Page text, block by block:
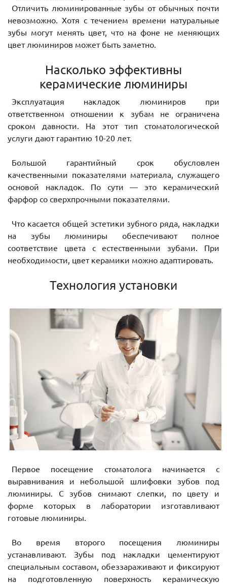
Отличить люминированные зубы от обычных почти
невозможно. Хотя с течением времени натуральные
зубы могут менять цвет, что на фоне не меняющих
цвет люминиров может быть заметно.
Насколько эффективны
керамические люминиры
Эксплуатация накладок люминиров при
ответственном отношении к зубам не ограничена
сроком давности. На этот тип стоматологической
услуги дают гарантию 10-20 лет.
Большой гарантийный срок обусловлен
качественными показателями материала, служащего
основой накладок. По сути — это керамический
фарфор со сверхпрочными показателями.
Что касается общей эстетики зубного ряда, накладки
на зубы люминиры обеспечивают полное
соответствие цвета с естественными зубами. При
необходимости, цвет керамики можно адаптировать.
Технология установки
Первое посещение стоматолога начинается с
выравнивания и небольшой шлифовки зубов под
люминиры. С зубов снимают слепки, по цвету и
форме которых в лаборатории изготавливают
готовые люминиры.
Во время второго посещения люминиры
устанавливают. Зубы под накладки цементируют
специальным составом, обеззараживают и фиксируют
на подготовленную поверхность керамическую